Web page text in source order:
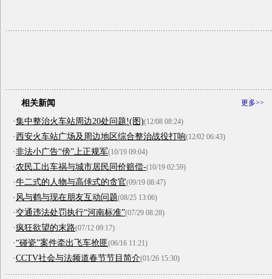
更多>>
相关新闻
·集中整治火车站周边20处问题!(图)(12/08 08:24)
·西安火车站广场及周边地区综合整治战役打响(12/02 06:43)
·非法小广告“傍”上正规军(10/19 09:04)
·农民工出车祸与城市居民同价赔偿-(10/19 02:59)
·牛二式的人物与高俅式的贪官(09/19 08:47)
· 风与鹤与现在朋友互动问题(08/25 13:06)
·交通违法处罚执行“河南标准”(07/29 08:28)
·疯狂欲望的末路(07/12 09:17)
·“碰瓷”案件牵出飞车抢匪(06/16 11:21)
·CCTV社会与法频道春节节目简介(01/26 15:30)